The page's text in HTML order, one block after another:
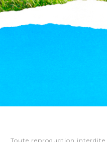
Toute reproduction interdite